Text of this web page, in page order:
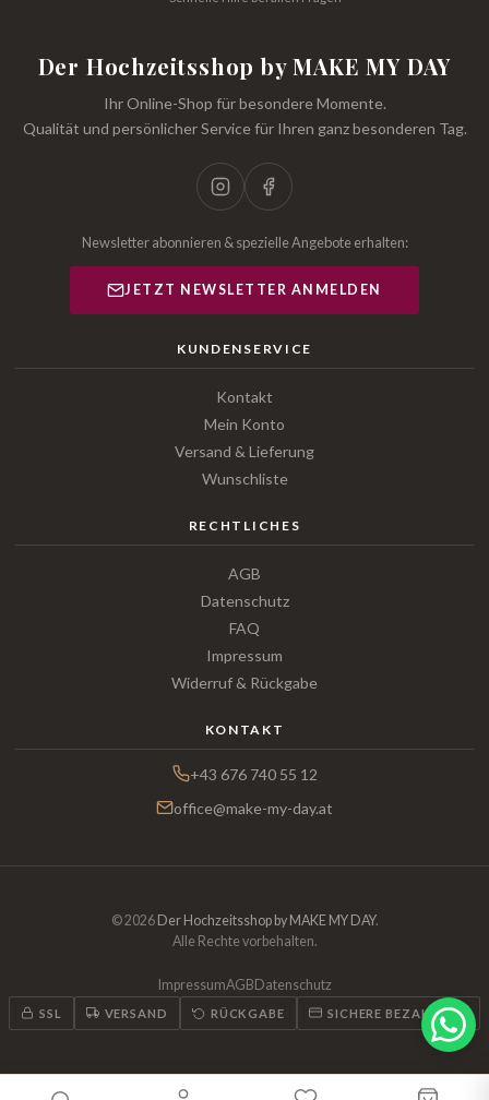
Der Hochzeitsshop by MAKE MY DAY
Ihr Online-Shop für besondere Momente.
Qualität und persönlicher Service für Ihren ganz besonderen Tag.
Newsletter abonnieren & spezielle Angebote erhalten:
JETZT NEWSLETTER ANMELDEN
KUNDENSERVICE
Kontakt
Mein Konto
Versand & Lieferung
Wunschliste
RECHTLICHES
AGB
Datenschutz
FAQ
Impressum
Widerruf & Rückgabe
KONTAKT
+43 676 740 55 12
office@make-my-day.at
© 2026 Der Hochzeitsshop by MAKE MY DAY.
Alle Rechte vorbehalten.
ImpressumAGB Datenschutz
SSL VERSAND RÜCKGABE SICHERE BEZAHLUNG